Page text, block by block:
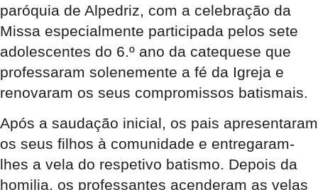
paróquia de Alpedriz, com a celebração da
Missa especialmente participada pelos sete
adolescentes do 6.º ano da catequese que
professaram solenemente a fé da Igreja e
renovaram os seus compromissos batismais.
Após a saudação inicial, os pais apresentaram
os seus filhos à comunidade e entregaram-
lhes a vela do respetivo batismo. Depois da
homilia, os professantes acenderam as velas